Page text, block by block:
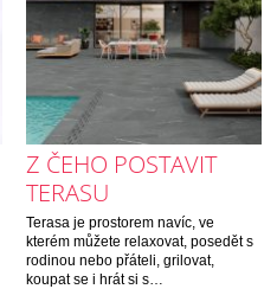
Z ČEHO POSTAVIT
TERASU
Terasa je prostorem navíc, ve
kterém můžete relaxovat, posedět s
rodinou nebo přáteli, grilovat,
koupat se i hrát si s…